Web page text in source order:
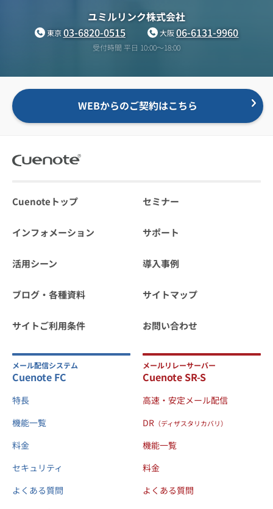
ユミルリンク株式会社
東京03-6820-0515 大阪06-6131-9960
受付時間 平日 10:00〜18:00
WEBからのご契約はこちら
Cuenoteトップ セミナー
インフォメーション サポート
活用シーン 導入事例
ブログ・各種資料 サイトマップ
サイトご利用条件 お問い合わせ
メール配信システム
Cuenote FC
特長
機能一覧
料金
セキュリティ
よくある質問
メールリレーサーバー
Cuenote SR-S
高速・安定メール配信
DR （ディザスタリカバリ）
機能一覧
料金
よくある質問